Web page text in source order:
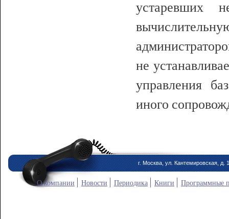
устаревших
не
управления
иного
г. Москва, ул. Кантемировская, д.
О компании Новости Периодика Книги Программные